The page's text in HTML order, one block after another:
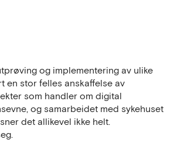
og implementering av ulike
en stor felles anskaffelse av
som handler om digital
og samarbeidet med sykehuset
det allikevel ikke helt.